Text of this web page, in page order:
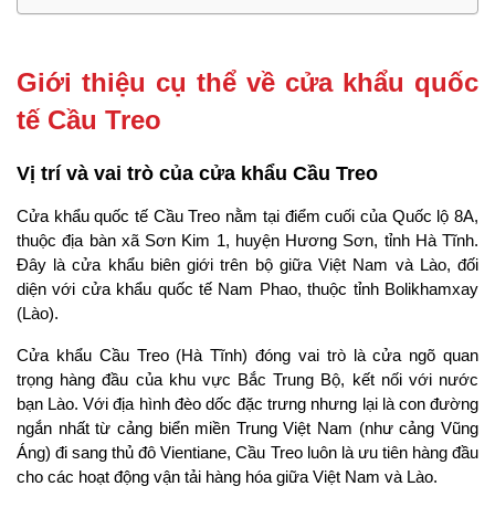
Giới thiệu cụ thể về cửa khẩu quốc
tế Cầu Treo
Vị trí và vai trò của cửa khẩu Cầu Treo
Cửa khẩu quốc tế Cầu Treo nằm tại điểm cuối của Quốc lộ 8A,
thuộc địa bàn xã Sơn Kim 1, huyện Hương Sơn, tỉnh Hà Tĩnh.
Đây là cửa khẩu biên giới trên bộ giữa Việt Nam và Lào, đối
diện với cửa khẩu quốc tế Nam Phao, thuộc tỉnh Bolikhamxay
(Lào).
Cửa khẩu Cầu Treo (Hà Tĩnh) đóng vai trò là cửa ngõ quan
trọng hàng đầu của khu vực Bắc Trung Bộ, kết nối với nước
bạn Lào. Với địa hình đèo dốc đặc trưng nhưng lại là con đường
ngắn nhất từ cảng biển miền Trung Việt Nam (như cảng Vũng
Áng) đi sang thủ đô Vientiane, Cầu Treo luôn là ưu tiên hàng đầu
cho các hoạt động vận tải hàng hóa giữa Việt Nam và Lào.